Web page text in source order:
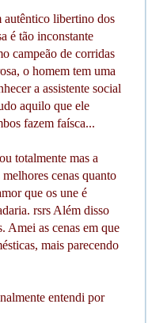
autêntico libertino dos
é tão inconstante
campeão de corridas
o homem tem uma
a assistente social
aquilo que ele
fazem faísca...
totalmente mas a
cenas quanto
que os une é
rsrs Além disso
Amei as cenas em que
mais parecendo
entendi por